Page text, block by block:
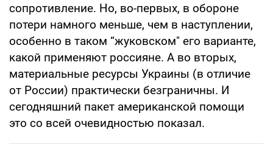
сопротивление. Но, во-первых, в обороне
потери намного меньше, чем в наступлении,
особенно в таком “жуковском" его варианте,
какой применяют россияне. А во вторых,
материальные ресурсы Украины (в отличие
от России) практически безграничны. И
сегодняшний пакет американской помощи
это со всей очевидностью показал.